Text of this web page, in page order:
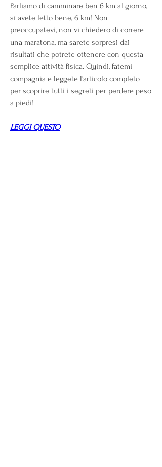
Parliamo di camminare ben 6 km al giorno,
sì avete letto bene, 6 km! Non
preoccupatevi, non vi chiederò di correre
una maratona, ma sarete sorpresi dai
risultati che potrete ottenere con questa
semplice attività fisica. Quindi, fatemi
compagnia e leggete l'articolo completo
per scoprire tutti i segreti per perdere peso
a piedi!
LEGGI QUESTO